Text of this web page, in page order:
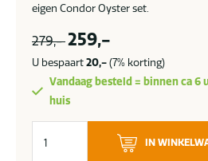
eigen Condor Oyster set.
279,- 259,-
U bespaart20,-(7% korting)
Vandaag besteld = binnen ca 6
huis
Bee
IN